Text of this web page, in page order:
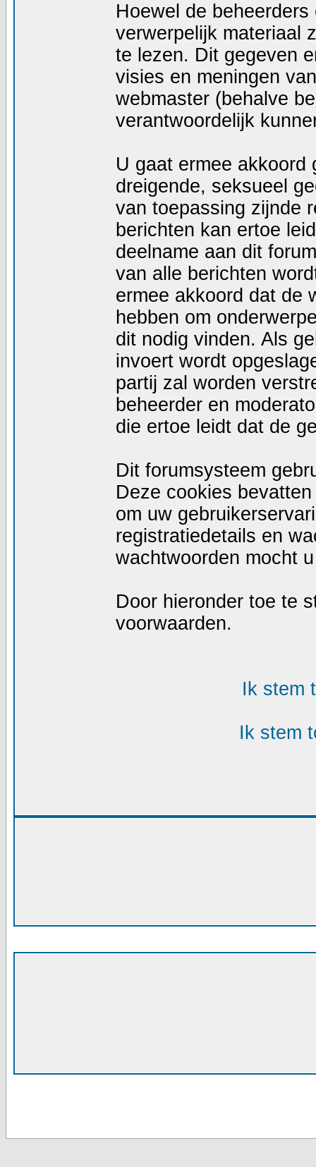
Hoewel de
verwerpelijk materiaal
te lezen. Dit gegeven
visies en meningen
webmaster (behalve
verantwoordelijk
U gaat ermee akkoord
dreigende, seksueel
van toepassing zijnde
berichten kan ertoe
deelname aan dit
van alle berichten
ermee akkoord dat de
hebben om
dit nodig vinden. Als
invoert wordt
partij zal worden
beheerder en
die ertoe leidt dat de
Dit forumsysteem
Deze cookies
om uw
registratiedetails en
wachtwoorden mocht
Door hieronder toe te
voorwaarden.
Ik stem
Ik stem